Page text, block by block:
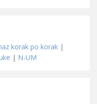
korak po korak |
| N-UM